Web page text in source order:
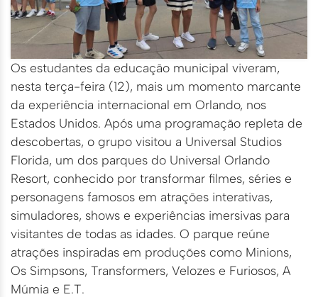
Os estudantes da educação municipal viveram,
nesta terça-feira (12), mais um momento marcante
da experiência internacional em Orlando, nos
Estados Unidos. Após uma programação repleta de
descobertas, o grupo visitou a Universal Studios
Florida, um dos parques do Universal Orlando
Resort, conhecido por transformar filmes, séries e
personagens famosos em atrações interativas,
simuladores, shows e experiências imersivas para
visitantes de todas as idades. O parque reúne
atrações inspiradas em produções como Minions,
Os Simpsons, Transformers, Velozes e Furiosos, A
Múmia e E.T.